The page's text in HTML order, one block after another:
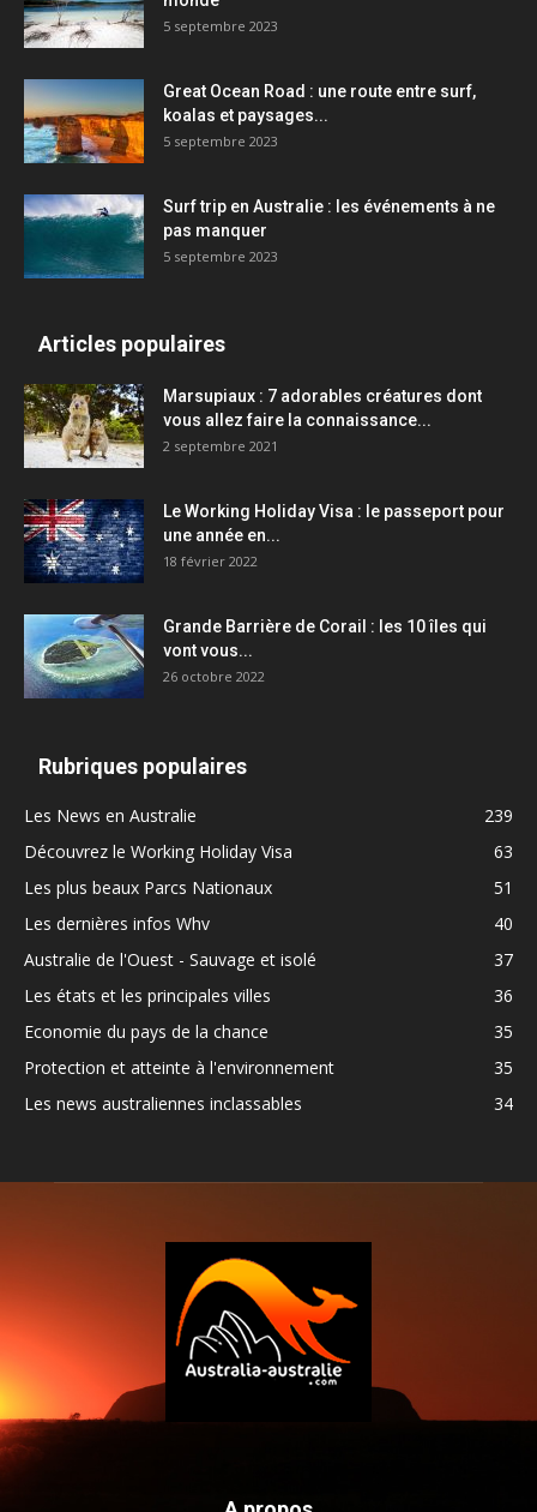
5 septembre 2023
Great Ocean Road : une route entre surf,
koalas et paysages...
5 septembre 2023
Surf trip en Australie : les événements à ne
pas manquer
5 septembre 2023
Articles populaires
Marsupiaux : 7 adorables créatures dont
vous allez faire la connaissance...
2 septembre 2021
Le Working Holiday Visa : le passeport pour
une année en...
18 février 2022
Grande Barrière de Corail : les 10 îles qui
vont vous...
26 octobre 2022
Rubriques populaires
Les News en Australie
239
Découvrez le Working Holiday Visa
63
Les plus beaux Parcs Nationaux
51
Les dernières infos Whv
40
Australie de l'Ouest - Sauvage et isolé
37
Les états et les principales villes
36
Economie du pays de la chance
35
Protection et atteinte à l'environnement
35
Les news australiennes inclassables
34